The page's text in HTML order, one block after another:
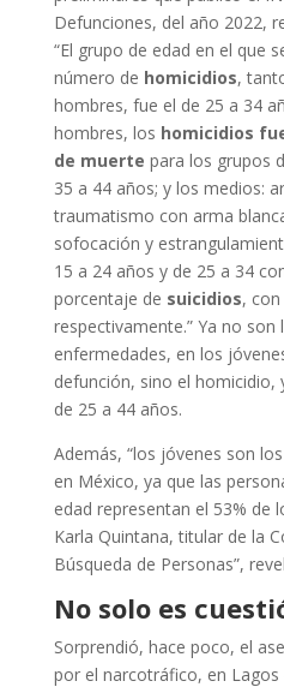
Defunciones, del año 2022,
“El grupo de edad en el que
número de homicidios,
hombres, fue el de 25 a 34
hombres, los homicidios
de muerte para los grupos
35 a 44 años; y los medios:
traumatismo con arma
sofocación y
15 a 24 años y de 25 a 34
porcentaje de suicidios, con
respectivamente.” Ya no son
enfermedades, en los
defunción, sino el homicidio,
de 25 a 44 años.
Además, “los jóvenes son
en México, ya que las
edad representan el 53% de
Karla Quintana, titular de la
Búsqueda de Personas”,
No solo es
Sorprendió, hace poco, el
por el narcotráfico, en